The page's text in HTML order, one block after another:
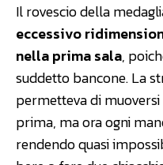
Il rovescio della
eccessivo
nella prima sala,
suddetto bancone. La
permetteva di
prima, ma ora ogni
rendendo quasi